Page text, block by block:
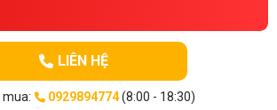
LIÊN HỆ
mua: 0929894774(8:00 - 18:30)